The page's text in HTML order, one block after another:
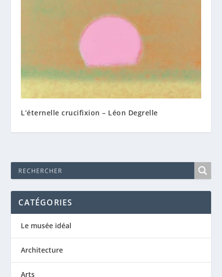
L’éternelle crucifixion – Léon Degrelle
CATÉGORIES
Le musée idéal
Architecture
Arts